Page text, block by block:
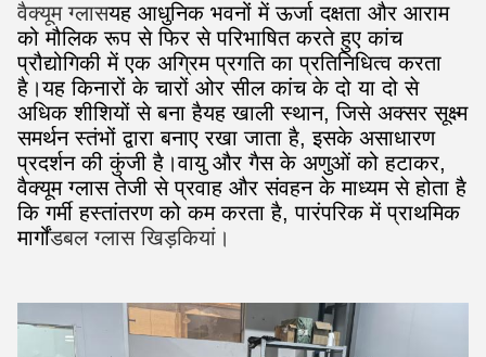
वैक्यूम ग्लासयह आधुनिक भवनों में ऊर्जा दक्षता और आराम
को मौलिक रूप से फिर से परिभाषित करते हुए कांच
प्रौद्योगिकी में एक अग्रिम प्रगति का प्रतिनिधित्व करता
है।यह किनारों के चारों ओर सील कांच के दो या दो से
अधिक शीशियों से बना हैयह खाली स्थान, जिसे अक्सर सूक्ष्म
समर्थन स्तंभों द्वारा बनाए रखा जाता है, इसके असाधारण
प्रदर्शन की कुंजी है।वायु और गैस के अणुओं को हटाकर,
वैक्यूम ग्लास तेजी से प्रवाह और संवहन के माध्यम से होता है
कि गर्मी हस्तांतरण को कम करता है, पारंपरिक में प्राथमिक
मार्गोंडबल ग्लास खिड़कियां।